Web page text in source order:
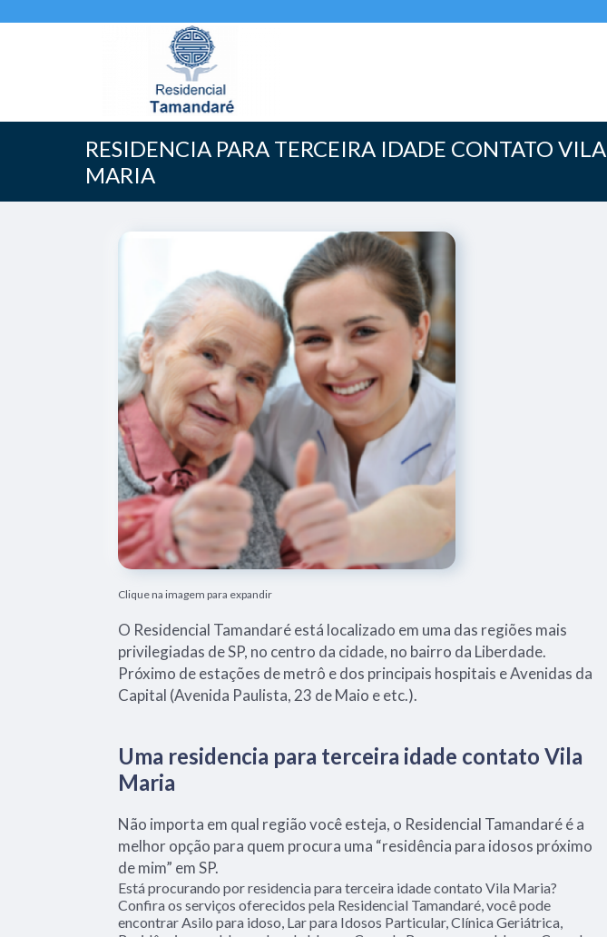
RESIDENCIA PARA TERCEIRA IDADE CONTATO VILA
MARIA
Clique na imagem para expandir
O Residencial Tamandaré está localizado em uma das regiões mais
privilegiadas de SP, no centro da cidade, no bairro da Liberdade.
Próximo de estações de metrô e dos principais hospitais e Avenidas da
Capital (Avenida Paulista, 23 de Maio e etc.).
Uma residencia para terceira idade contato Vila
Maria
Não importa em qual região você esteja, o Residencial Tamandaré é a
melhor opção para quem procura uma “residência para idosos próximo
de mim” em SP.
Está procurando por residencia para terceira idade contato Vila Maria?
Confira os serviços oferecidos pela Residencial Tamandaré, você pode
encontrar Asilo para idoso, Lar para Idosos Particular, Clínica Geriátrica,